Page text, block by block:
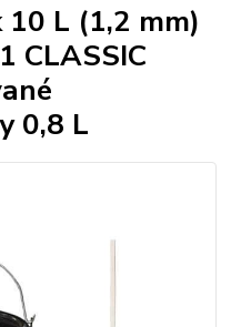
L (1,2 mm)
CLASSIC
0,8 L